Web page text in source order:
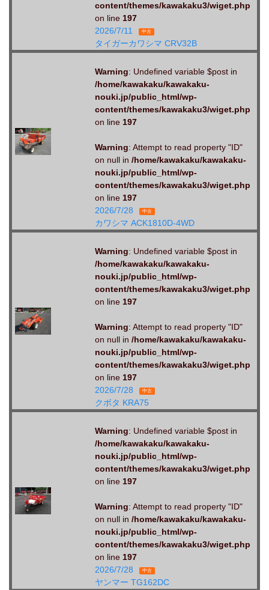
content/themes/kawakaku3/wiget.php
on line 197
2026/7/11
中古
タイガーカワシマ CRV32B
Warning: Undefined variable $post in
/home/kawakaku/kawakaku-
nouki.jp/public_html/wp-
content/themes/kawakaku3/wiget.php
on line 197
Warning: Attempt to read property "ID"
on null in /home/kawakaku/kawakaku-
nouki.jp/public_html/wp-
content/themes/kawakaku3/wiget.php
on line 197
2026/7/28
中古
カワシマ ACK1810D-4WD
Warning: Undefined variable $post in
/home/kawakaku/kawakaku-
nouki.jp/public_html/wp-
content/themes/kawakaku3/wiget.php
on line 197
Warning: Attempt to read property "ID"
on null in /home/kawakaku/kawakaku-
nouki.jp/public_html/wp-
content/themes/kawakaku3/wiget.php
on line 197
2026/7/28
中古
クボタ KRA75
Warning: Undefined variable $post in
/home/kawakaku/kawakaku-
nouki.jp/public_html/wp-
content/themes/kawakaku3/wiget.php
on line 197
Warning: Attempt to read property "ID"
on null in /home/kawakaku/kawakaku-
nouki.jp/public_html/wp-
content/themes/kawakaku3/wiget.php
on line 197
2026/7/28
中古
ヤンマー TG162DC